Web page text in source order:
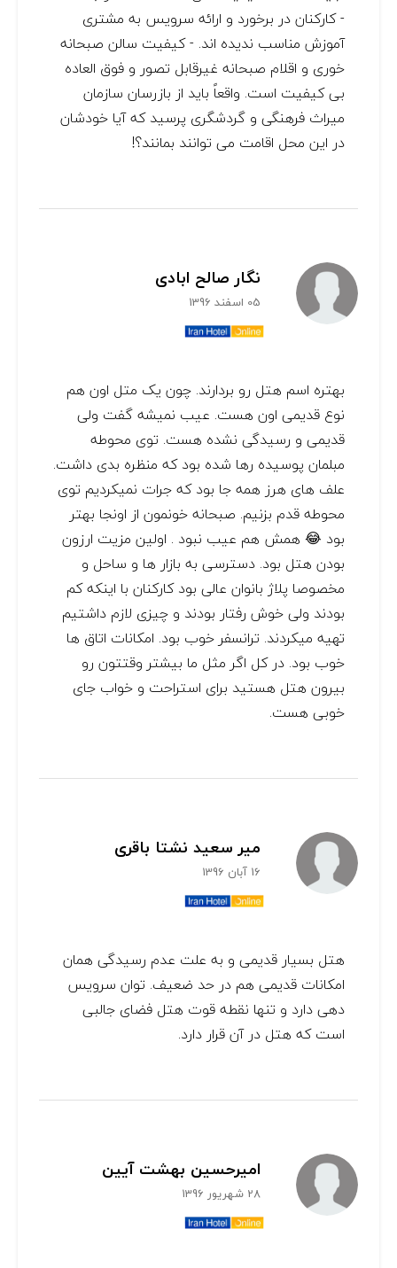
- کارکنان در برخورد و ارائه سرویس به مشتری
آموزش مناسب ندیده اند. - کیفیت سالن صبحانه
خوری و اقلام صبحانه غیرقابل تصور و فوق العاده
بی کیفیت است. واقعاً باید از بازرسان سازمان
میراث فرهنگی و گردشگری پرسید که آیا خودشان
در این محل اقامت می توانند بمانند؟!
نگار صالح ابادی
05 اسفند 1396
بهتره اسم هتل رو بردارند. چون یک متل اون هم
نوع قدیمی اون هست. عیب نمیشه گفت ولی
قدیمی و رسیدگی نشده هست. توی محوطه
مبلمان پوسیده رها شده بود که منظره بدی داشت.
علف های هرز همه جا بود که جرات نمیکردیم توی
محوطه قدم بزنیم. صبحانه خونمون از اونجا بهتر
بود 😂 همش هم عیب نبود . اولین مزیت ارزون
بودن هتل بود. دسترسی به بازار ها و ساحل و
مخصوصا پلاژ بانوان عالی بود کارکنان با اینکه کم
بودند ولی خوش رفتار بودند و چیزی لازم داشتیم
تهیه میکردند. ترانسفر خوب بود. امکانات اتاق ها
خوب بود. در کل اگر مثل ما بیشتر وقتتون رو
بیرون هتل هستید برای استراحت و خواب جای
خوبی هست.
میر سعید نشتا باقری
16 آبان 1396
هتل بسیار قدیمی و به علت عدم رسیدگی همان
امکانات قدیمی هم در حد ضعیف. توان سرویس
دهی دارد و تنها نقطه قوت هتل فضای جالبی
است که هتل در آن قرار دارد.
امیرحسین بهشت آیین
28 شهریور 1396